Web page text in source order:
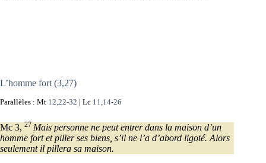
L’homme fort (3,27)
Parallèles : Mt 12,22-32 | Lc 11,14-26
Mc 3, 27Mais personne ne peut entrer dans la maison d’un
homme fort et piller ses biens, s’il ne l’a d’abord ligoté. Alors
seulement il pillera sa maison.